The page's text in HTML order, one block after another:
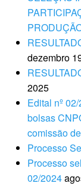
dezembro
2025
Edital nº
bolsas
comissão
Processo
Processo
02/2024